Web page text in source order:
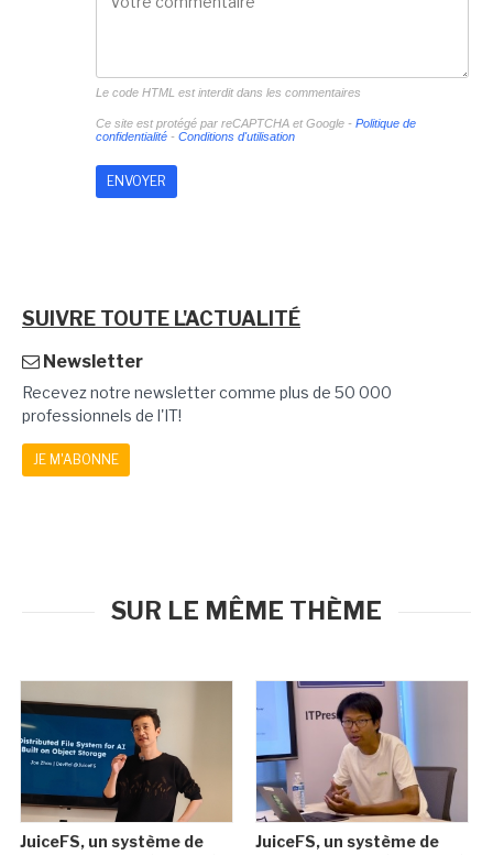
Le code HTML est interdit dans les commentaires
Ce site est protégé par reCAPTCHA et Google - Politique de
confidentialité- Conditions d'utilisation
SUIVRE TOUTE L'ACTUALITÉ
Newsletter
Recevez notre newsletter comme plus de 50 000
professionnels de l'IT!
JE M'ABONNE
SUR LE MÊME THÈME
JuiceFS, un système de
JuiceFS, un système de